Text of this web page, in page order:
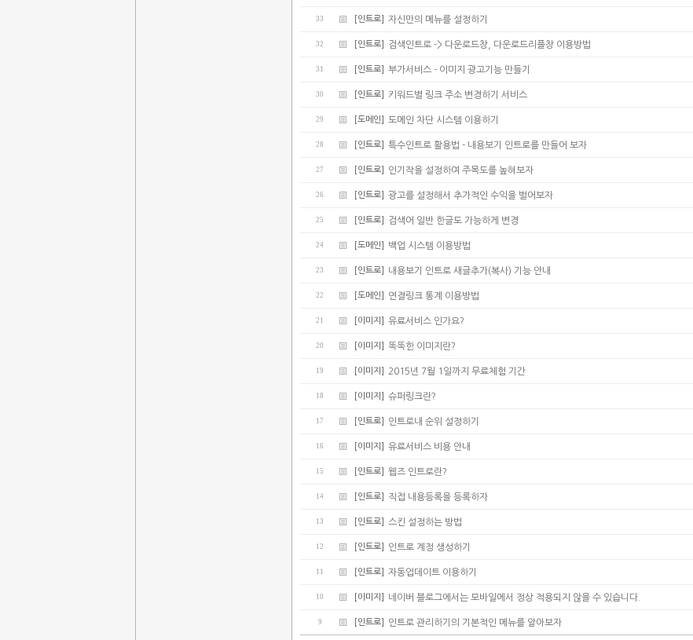
33 [인트로] 자신만의 메뉴를 설정하기
32 [인트로] 검색인트로 -> 다운로드창, 다운로드리플창 이용방법
31 [인트로] 부가서비스 - 이미지 광고기능 만들기
30 [인트로] 키워드별 링크 주소 변경하기 서비스
29 [도메인] 도메인 차단 시스템 이용하기
28 [인트로] 특수인트로 활용법 - 내용보기 인트로를 만들어 보자
27 [인트로] 인기작을 설정하여 주목도를 높혀보자
26 [인트로] 광고를 설정해서 추가적인 수익을 벌어보자
25 [인트로] 검색어 일반 한글도 가능하게 변경
24 [도메인] 백업 시스템 이용방법
23 [인트로] 내용보기 인트로 새글추가(복사) 기능 안내
22 [도메인] 연결링크 통계 이용방법
21 [이미지] 유료서비스 인가요?
20 [이미지] 똑똑한 이미지란?
19 [이미지] 2015년 7월 1일까지 무료체험 기간
18 [이미지] 슈퍼링크란?
17 [인트로] 인트로내 순위 설정하기
16 [이미지] 유료서비스 비용 안내
15 [인트로] 웹즈 인트로란?
14 [인트로] 직접 내용등록을 등록하자
13 [인트로] 스킨 설정하는 방법
12 [인트로] 인트로 계정 생성하기
11 [인트로] 자동업데이트 이용하기
10 [이미지] 네이버 블로그에서는 모바일에서 정상 적용되지 않을 수 있습니다.
9 [인트로] 인트로 관리하기의 기본적인 메뉴를 알아보자